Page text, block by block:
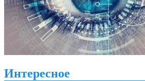
Интересное